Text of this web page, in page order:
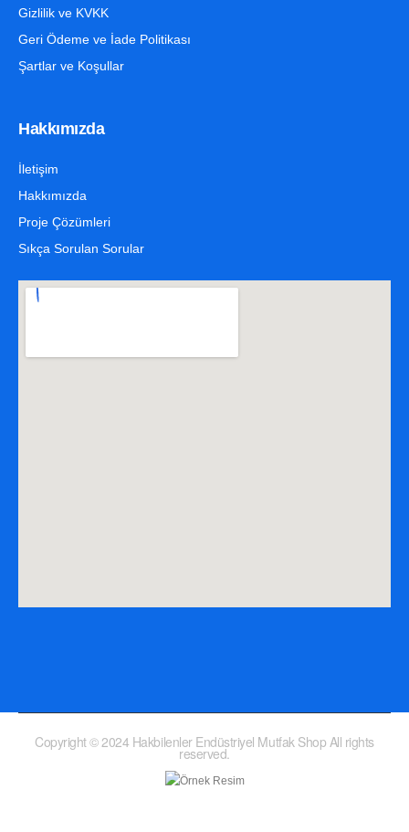
Gizlilik ve KVKK
Geri Ödeme ve İade Politikası
Şartlar ve Koşullar
Hakkımızda
İletişim
Hakkımızda
Proje Çözümleri
Sıkça Sorulan Sorular
Copyright © 2024 Hakbilenler Endüstriyel Mutfak Shop All rights
reserved.